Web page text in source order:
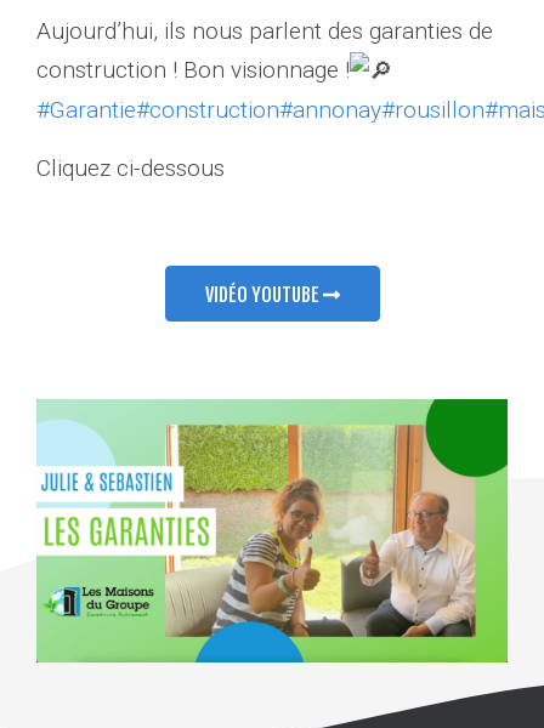
Aujourd’hui, ils nous parlent des garanties de
construction ! Bon visionnage !
#Garantie#construction#annonay#rousillon
Cliquez ci-dessous
VIDÉO YOUTUBE